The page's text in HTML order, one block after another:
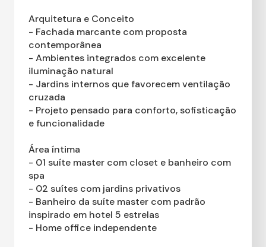
Arquitetura e Conceito
- Fachada marcante com proposta
contemporânea
- Ambientes integrados com excelente
iluminação natural
- Jardins internos que favorecem ventilação
cruzada
- Projeto pensado para conforto, sofisticação
e funcionalidade
Área íntima
- 01 suíte master com closet e banheiro com
spa
- 02 suítes com jardins privativos
- Banheiro da suíte master com padrão
inspirado em hotel 5 estrelas
- Home office independente